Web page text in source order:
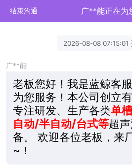
结束沟通 广**能正在为
2026-08-08 07:15:01
广**能
老板您好！我是蓝鲸客
为您服务！本公司创立
专注研发、生产各类单
自动/半自动/台式等超
备。 欢迎各位老板，来
~！